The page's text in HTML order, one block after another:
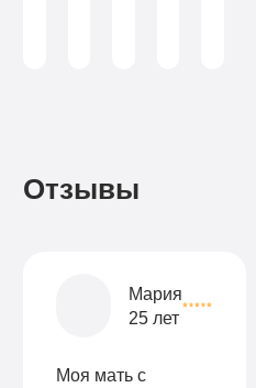
Записаться
Отзывы
Мария
25 лет
Моя мать с